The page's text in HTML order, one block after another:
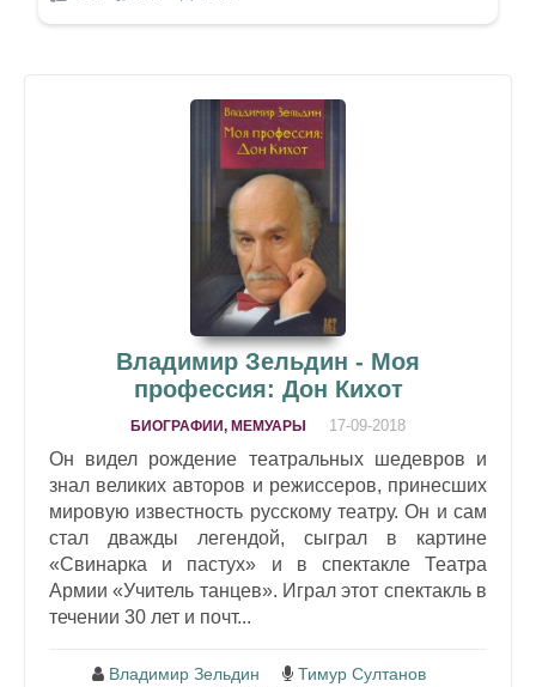
Владимир Зельдин - Моя
профессия: Дон Кихот
БИОГРАФИИ, МЕМУАРЫ 17-09-2018
Он видел рождение театральных шедевров и
знал великих авторов и режиссеров, принесших
мировую известность русскому театру. Он и сам
стал дважды легендой, сыграл в картине
«Свинарка и пастух» и в спектакле Театра
Армии «Учитель танцев». Играл этот спектакль в
течении 30 лет и почт...
Владимир Зельдин
Тимур Султанов